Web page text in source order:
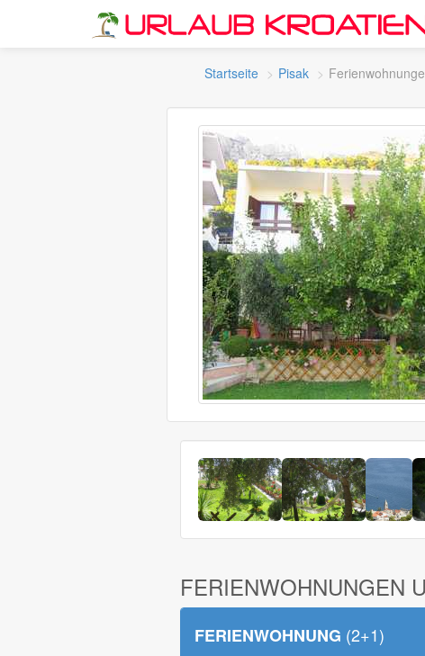
Startseite Pisak
FERIENWOHNUNGEN
FERIENWOHNUNG (2+1)